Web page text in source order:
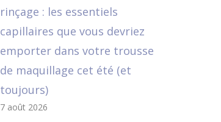
rinçage : les essentiels
capillaires que vous devriez
emporter dans votre trousse
de maquillage cet été (et
toujours)
7 août 2026